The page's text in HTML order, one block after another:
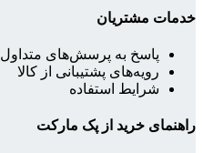
خدمات مشتریان
پاسخ به پرسش‌های متداول
رویه‌های پشتیبانی از کالا
شرایط استفاده
راهنمای خرید از پک مارکت